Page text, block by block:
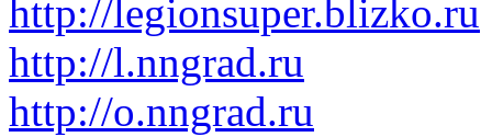
http://legionsuper.blizko.ru
http://l.nngrad.ru
http://o.nngrad.ru